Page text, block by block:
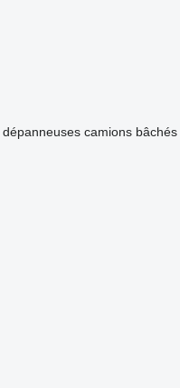
dépanneuses camions bâchés